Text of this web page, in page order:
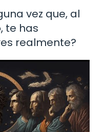
vez que, al
te has
realmente?